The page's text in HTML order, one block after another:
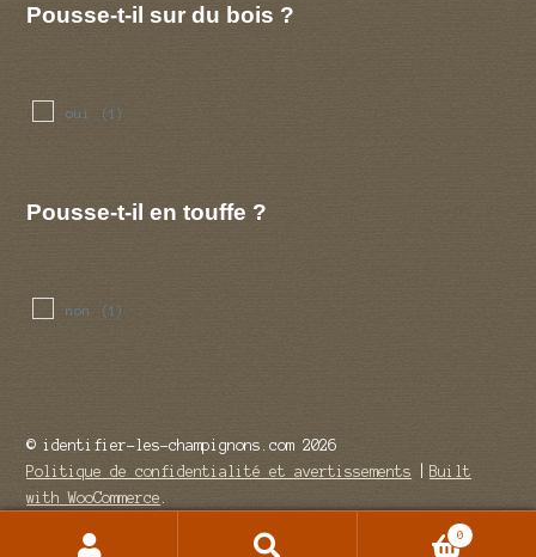
Pousse-t-il sur du bois ?
oui (1)
Pousse-t-il en touffe ?
non (1)
© identifier-les-champignons.com 2026
Politique de confidentialité et avertissements
Built
with WooCommerce
0